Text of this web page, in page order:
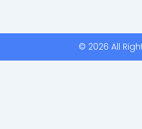
© 2026 All